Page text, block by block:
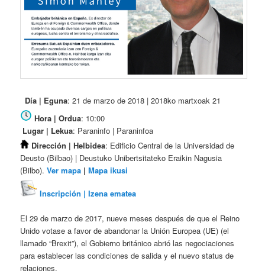
Día | Eguna: 21 de marzo de 2018 | 2018ko martxoak 21
Hora | Ordua: 10:00
Lugar | Lekua: Paraninfo | Paraninfoa
Dirección | Helbidea: Edificio Central de la Universidad de
Deusto (Bilbao) | Deustuko Unibertsitateko Eraikin Nagusia
(Bilbo).Ver mapa |Mapa ikusi
Inscripción | Izena ematea
El 29 de marzo de 2017, nueve meses después de que el Reino
Unido votase a favor de abandonar la Unión Europea (UE) (el
llamado “Brexit”), el Gobierno británico abrió las negociaciones
para establecer las condiciones de salida y el nuevo status de
relaciones.